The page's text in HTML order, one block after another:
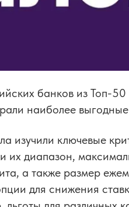
банков из Топ-
наиболее
изучили ключевые
их диапазон,
а также размер
для снижения